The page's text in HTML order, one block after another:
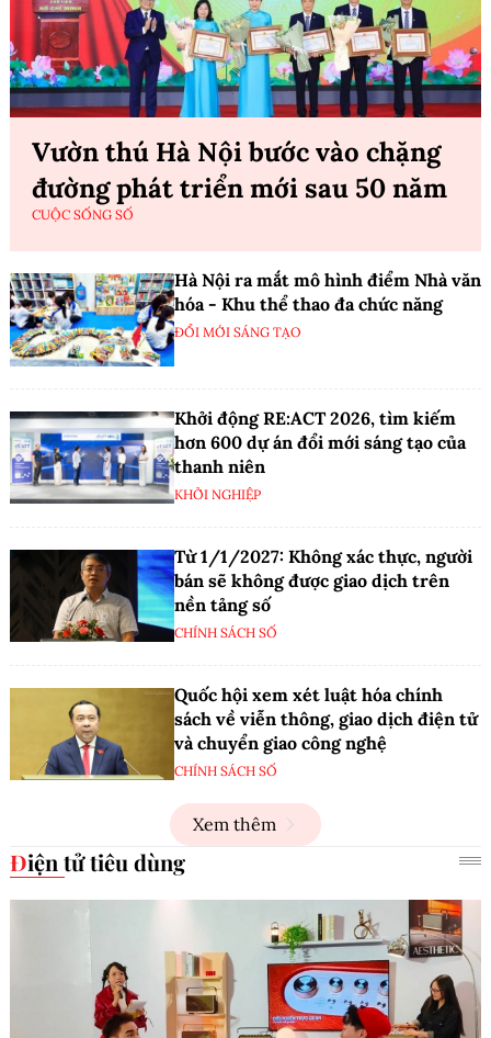
Vườn thú Hà Nội bước vào chặng
đường phát triển mới sau 50 năm
CUỘC SỐNG SỐ
Hà Nội ra mắt mô hình điểm Nhà văn
hóa - Khu thể thao đa chức năng
ĐỔI MỚI SÁNG TẠO
Khởi động RE:ACT 2026, tìm kiếm
hơn 600 dự án đổi mới sáng tạo của
thanh niên
KHỞI NGHIỆP
Từ 1/1/2027: Không xác thực, người
bán sẽ không được giao dịch trên
nền tảng số
CHÍNH SÁCH SỐ
Quốc hội xem xét luật hóa chính
sách về viễn thông, giao dịch điện tử
và chuyển giao công nghệ
CHÍNH SÁCH SỐ
Xem thêm
Điện tử tiêu dùng